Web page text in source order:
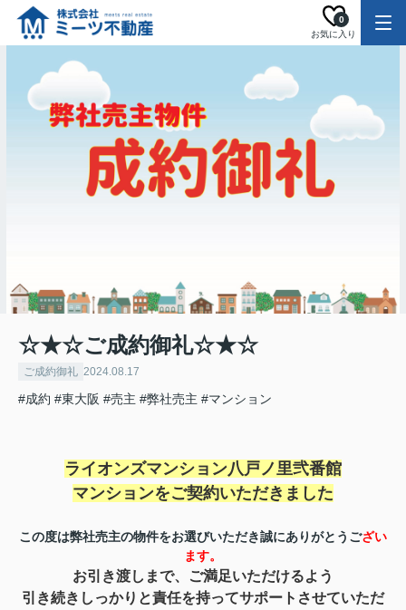
お気に入り
0
☆★☆ご成約御礼☆★☆
ご成約御礼 2024.08.17
#成約 #東大阪 #売主 #弊社売主 #マンション
ライオンズマンション八戸ノ里弐番館
マンションをご契約いただきました
この度は弊社売主の物件をお選びいただき誠にありがとうござい
ます。
お引き渡しまで、ご満足いただけるよう
引き続きしっかりと責任を持ってサポートさせていただ